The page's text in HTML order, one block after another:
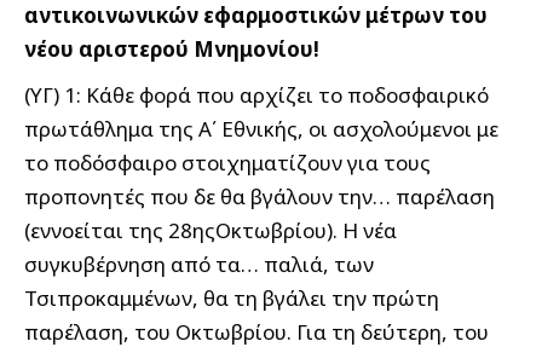
αντικοινωνικών εφαρμοστικών μέτρων του
νέου αριστερού Μνημονίου!
(ΥΓ) 1: Κάθε φορά που αρχίζει το ποδοσφαιρικό
πρωτάθλημα της Α΄ Εθνικής, οι ασχολούμενοι με
το ποδόσφαιρο στοιχηματίζουν για τους
προπονητές που δε θα βγάλουν την… παρέλαση
(εννοείται της 28ηςΟκτωβρίου). Η νέα
συγκυβέρνηση από τα… παλιά, των
Τσιπροκαμμένων, θα τη βγάλει την πρώτη
παρέλαση, του Οκτωβρίου. Για τη δεύτερη, του